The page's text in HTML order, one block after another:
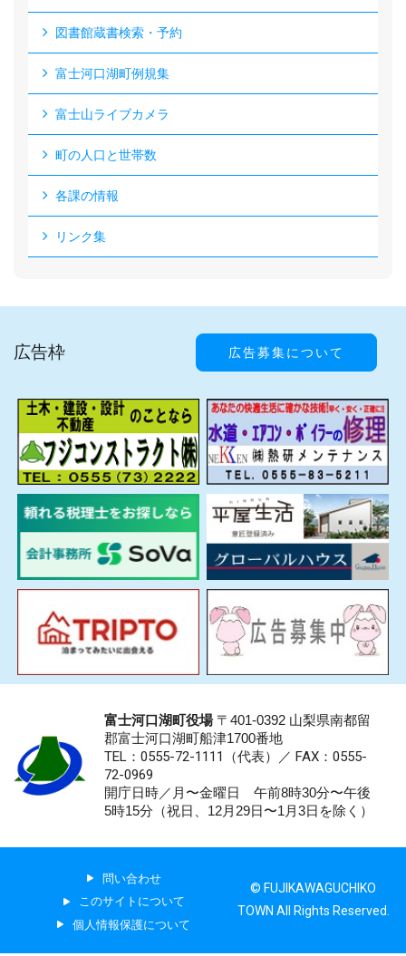
図書館蔵書検索・予約
富士河口湖町例規集
富士山ライブカメラ
町の人口と世帯数
各課の情報
リンク集
広告枠 広告募集について
富士河口湖町役場〒401-0392 山梨県南都留
郡富士河口湖町船津1700番地
TEL：0555-72-1111 （代表）／ FAX：0555-
72-0969
開庁日時／月〜金曜日 午前8時30分〜午後
5時15分（祝日、12月29日〜1月3日を除く）
問い合わせ
このサイトについて
個人情報保護について
© FUJIKAWAGUCHIKO
TOWN All Rights Reserved.